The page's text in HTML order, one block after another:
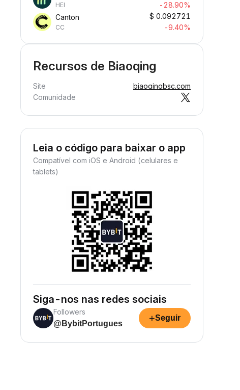
HEI
-28.90%
Canton
CC
$ 0.092721
-9.40%
Recursos de Biaoqing
Site
biaoqingbsc.com
Comunidade
Leia o código para baixar o app
Compatível com iOS e Android (celulares e
tablets)
Siga-nos nas redes sociais
Followers
@BybitPortugues
+Seguir